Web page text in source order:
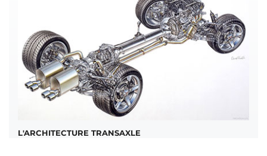
L'ARCHITECTURE TRANSAXLE